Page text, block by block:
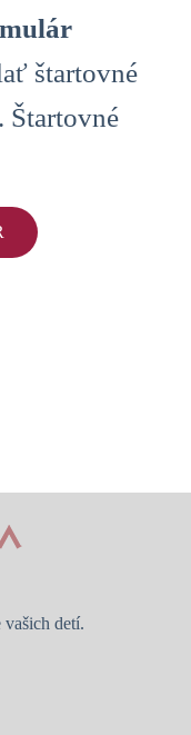
štartovné
vašich detí.